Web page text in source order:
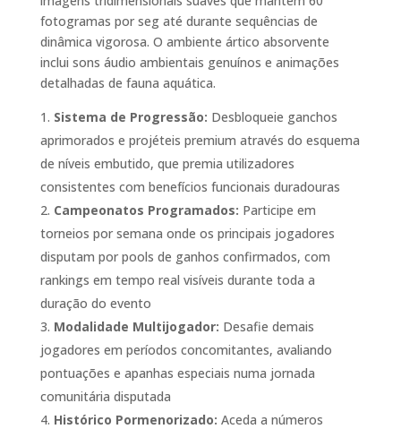
fotogramas por seg até durante sequências de
dinâmica vigorosa. O ambiente ártico absorvente
inclui sons áudio ambientais genuínos e animações
detalhadas de fauna aquática.
Sistema de Progressão: Desbloqueie ganchos
aprimorados e projéteis premium através do esquema
de níveis embutido, que premia utilizadores
consistentes com benefícios funcionais duradouras
Campeonatos Programados: Participe em
torneios por semana onde os principais jogadores
disputam por pools de ganhos confirmados, com
rankings em tempo real visíveis durante toda a
duração do evento
Modalidade Multijogador: Desafie demais
jogadores em períodos concomitantes, avaliando
pontuações e apanhas especiais numa jornada
comunitária disputada
Histórico Pormenorizado: Aceda a números